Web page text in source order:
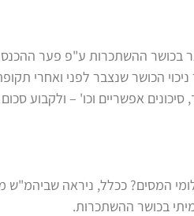
ההשתכרות ע"פ פער ההכנסות
הכושר שנצבר לפני ואחרי תקופת
סיכונים אפשריים וכו' –
המסים? ככלל, ניראה
בכושר ההשתכרות.